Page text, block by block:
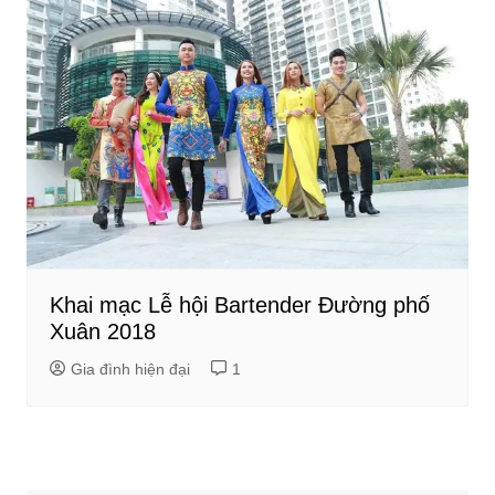
Khai mạc Lễ hội Bartender Đường phố
Xuân 2018
Gia đình hiện đại 1